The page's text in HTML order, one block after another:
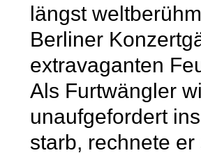
längst
Berliner
extravaganten
Als Furtwängler
unaufgefordert
starb, rechnete